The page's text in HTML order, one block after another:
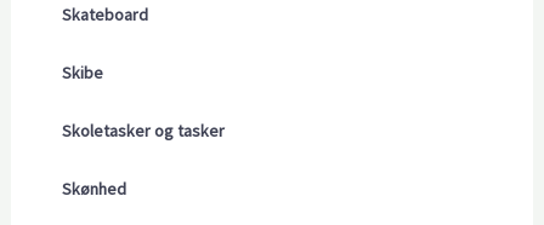
Skateboard
Skibe
Skoletasker og tasker
Skønhed